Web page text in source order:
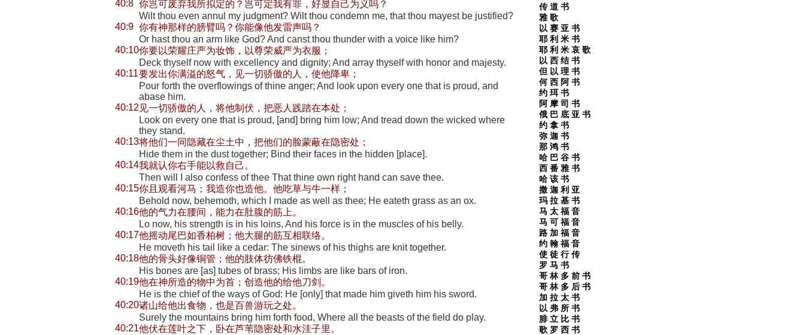
传 道 书
雅 歌
以 赛 亚 书
耶 利 米 书
耶 利 米 哀 歌
以 西 结 书
但 以 理 书
何 西 阿 书
约 珥 书
阿 摩 司 书
俄 巴 底 亚 书
约 拿 书
弥 迦 书
那 鸿 书
哈 巴 谷 书
西 番 雅 书
哈 该 书
撒 迦 利 亚
玛 拉 基 书
马 太 福 音
马 可 福 音
路 加 福 音
约 翰 福 音
使 徒 行 传
罗 马 书
哥 林 多 前 书
哥 林 多 后 书
加 拉 太 书
以 弗 所 书
腓 立 比 书
歌 罗 西 书
40:8 你岂可废弃我所拟定的？岂可定我有罪，好显自己为义吗？
Wilt thou even annul my judgment? Wilt thou condemn me, that thou mayest be justified?
40:9 你有神那样的膀臂吗？你能像他发雷声吗？
Or hast thou an arm like God? And canst thou thunder with a voice like him?
40:10你要以荣耀庄严为妆饰，以尊荣威严为衣服；
Deck thyself now with excellency and dignity; And array thyself with honor and majesty.
40:11要发出你满溢的怒气，见一切骄傲的人，使他降卑；
Pour forth the overflowings of thine anger; And look upon every one that is proud, and
abase him.
40:12 见一切骄傲的人，将他制伏，把恶人践踏在本处；
Look on every one that is proud, [and] bring him low; And tread down the wicked where
they stand.
40:13将他们一同隐藏在尘土中，把他们的脸蒙蔽在隐密处；
Hide them in the dust together; Bind their faces in the hidden [place].
40:14我就认你右手能以救自己。
Then will I also confess of thee That thine own right hand can save thee.
40:15你且观看河马；我造你也造他。他吃草与牛一样；
Behold now, behemoth, which I made as well as thee; He eateth grass as an ox.
40:16他的气力在腰间，能力在肚腹的筋上。
Lo now, his strength is in his loins, And his force is in the muscles of his belly.
40:17他摇动尾巴如香柏树；他大腿的筋互相联络。
He moveth his tail like a cedar: The sinews of his thighs are knit together.
40:18他的骨头好像铜管；他的肢体彷佛铁棍。
His bones are [as] tubes of brass; His limbs are like bars of iron.
40:19他在神所造的物中为首；创造他的给他刀剑。
He is the chief of the ways of God: He [only] that made him giveth him his sword.
40:20诸山给他出食物，也是百兽游玩之处。
Surely the mountains bring him forth food, Where all the beasts of the field do play.
40:21他伏在莲叶之下，卧在芦苇隐密处和水洼子里。